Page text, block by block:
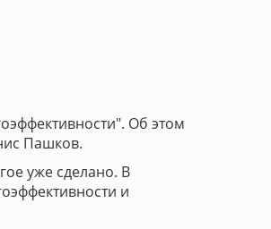
Об этом
Пашков.
уже сделано. В
и